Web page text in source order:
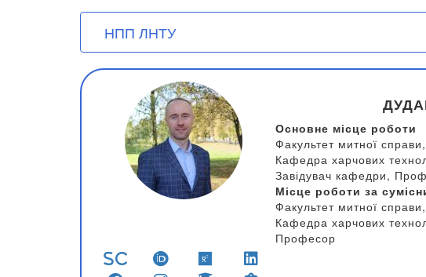
НПП ЛНТУ
User account menu
Основне місце роботи
Факультет митної справи,
Кафедра харчових
Завідувач кафедри,
Місце роботи за
Факультет митної справи,
Кафедра харчових
Професор